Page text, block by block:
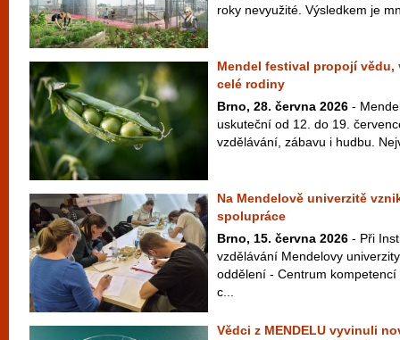
roky nevyužité. Výsledkem je
Mendel festival propojí vědu,
celé rodiny
Brno, 28. června 2026 -
uskuteční od 12. do 19.
vzdělávání, zábavu i hudbu.
Na Mendelově univerzitě
spolupráce
Brno, 15. června 2026 - Při
vzdělávání Mendelovy
oddělení - Centrum
c...
Vědci z MENDELU vyvinuli